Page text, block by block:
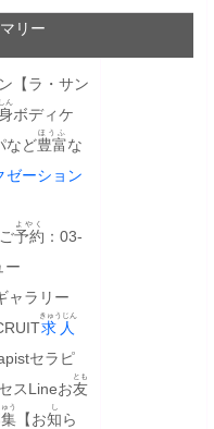
リー
【ラ・サン
ん
ボディケ
など豊富
ほうふ
な
ゼーション
予約
よやく
：03-
ー
ャラリー
求人
きゅうじん
セラピ
スLineお友
とも
う
【お知
し
ら